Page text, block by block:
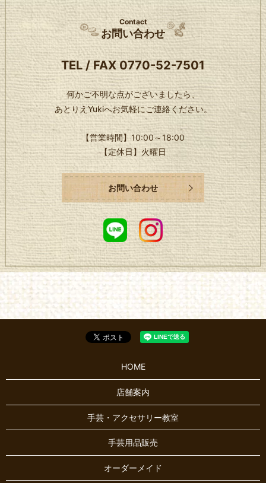
Contact
お問い合わせ
TEL / FAX 0770-52-7501
何かご不明な点がございましたら、
あとりえYukiへお気軽にご連絡ください。
【営業時間】10:00～18:00
【定休日】 火曜日
お問い合わせ
HOME
店舗案内
手芸・アクセサリー教室
手芸用品販売
オーダーメイド